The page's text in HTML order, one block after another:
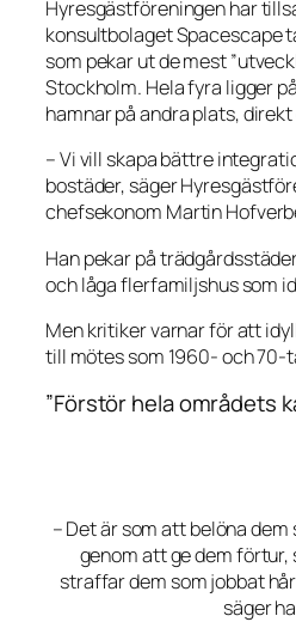
Hyresgästföreningen har
konsultbolaget Spacescape
som pekar ut de mest
Stockholm. Hela fyra ligger
hamnar på andra plats,
– Vi vill skapa bättre
bostäder, säger
chefsekonom Martin
Han pekar på
och låga flerfamiljshus som
Men kritiker varnar för att
till mötes som 1960- och
”Förstör hela områdets
– Det är som att belöna
genom att ge dem
straffar dem som jobbat
säger